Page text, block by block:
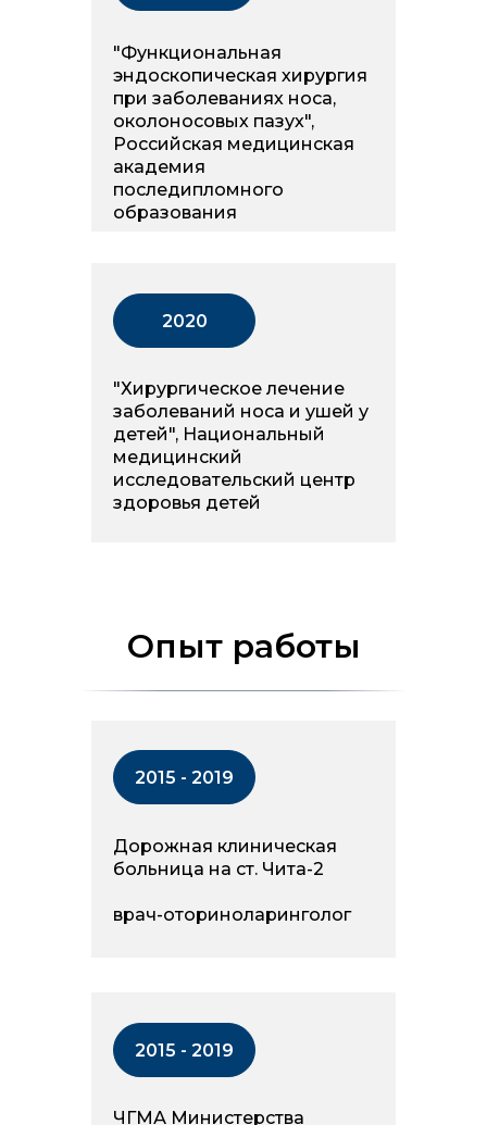
"Функциональная
эндоскопическая хирургия
при заболеваниях носа,
околоносовых пазух",
Российская медицинская
академия
последипломного
образования
"Хирургическое лечение
заболеваний носа и ушей у
детей", Национальный
медицинский
исследовательский центр
здоровья детей
2020
Опыт работы
Дорожная клиническая
больница на ст. Чита-2
врач-оториноларинголог
2015 - 2019
ЧГМА Министерства
2015 - 2019